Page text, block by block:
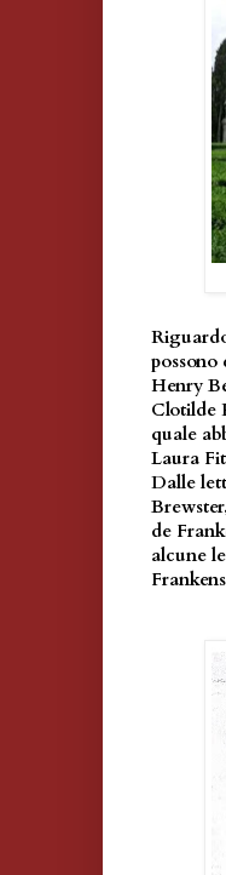
Henry
Clotilde
quale
Laura
Dalle
de
alcune